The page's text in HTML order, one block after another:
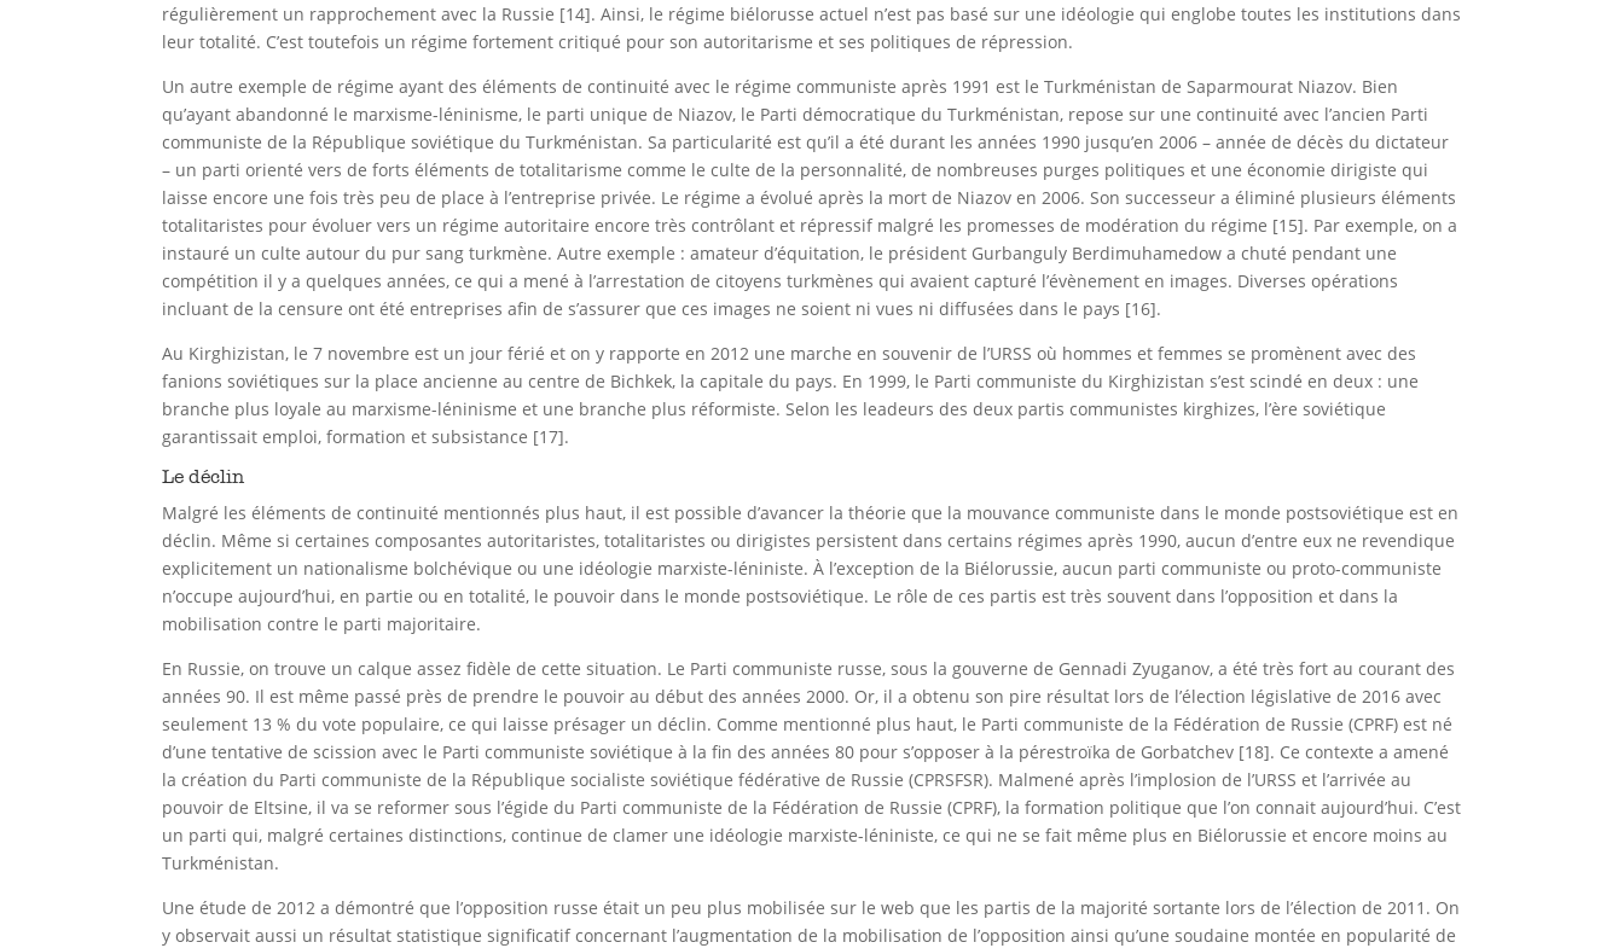
régulièrement un rapprochement avec la Russie [14]. Ainsi, le régime biélorusse actuel n’est pas basé sur une idéologie qui englobe toutes les institutions dans
leur totalité. C’est toutefois un régime fortement critiqué pour son autoritarisme et ses politiques de répression.
Un autre exemple de régime ayant des éléments de continuité avec le régime communiste après 1991 est le Turkménistan de Saparmourat Niazov. Bien
qu’ayant abandonné le marxisme-léninisme, le parti unique de Niazov, le Parti démocratique du Turkménistan, repose sur une continuité avec l’ancien Parti
communiste de la République soviétique du Turkménistan. Sa particularité est qu’il a été durant les années 1990 jusqu’en 2006 – année de décès du dictateur
– un parti orienté vers de forts éléments de totalitarisme comme le culte de la personnalité, de nombreuses purges politiques et une économie dirigiste qui
laisse encore une fois très peu de place à l’entreprise privée. Le régime a évolué après la mort de Niazov en 2006. Son successeur a éliminé plusieurs éléments
totalitaristes pour évoluer vers un régime autoritaire encore très contrôlant et répressif malgré les promesses de modération du régime [15]. Par exemple, on a
instauré un culte autour du pur sang turkmène. Autre exemple : amateur d’équitation, le président Gurbanguly Berdimuhamedow a chuté pendant une
compétition il y a quelques années, ce qui a mené à l’arrestation de citoyens turkmènes qui avaient capturé l’évènement en images. Diverses opérations
incluant de la censure ont été entreprises afin de s’assurer que ces images ne soient ni vues ni diffusées dans le pays [16].
Au Kirghizistan, le 7 novembre est un jour férié et on y rapporte en 2012 une marche en souvenir de l’URSS où hommes et femmes se promènent avec des
fanions soviétiques sur la place ancienne au centre de Bichkek, la capitale du pays. En 1999, le Parti communiste du Kirghizistan s’est scindé en deux : une
branche plus loyale au marxisme-léninisme et une branche plus réformiste. Selon les leadeurs des deux partis communistes kirghizes, l’ère soviétique
garantissait emploi, formation et subsistance [17].
Le déclin
Malgré les éléments de continuité mentionnés plus haut, il est possible d’avancer la théorie que la mouvance communiste dans le monde postsoviétique est en
déclin. Même si certaines composantes autoritaristes, totalitaristes ou dirigistes persistent dans certains régimes après 1990, aucun d’entre eux ne revendique
explicitement un nationalisme bolchévique ou une idéologie marxiste-léniniste. À l’exception de la Biélorussie, aucun parti communiste ou proto-communiste
n’occupe aujourd’hui, en partie ou en totalité, le pouvoir dans le monde postsoviétique. Le rôle de ces partis est très souvent dans l’opposition et dans la
mobilisation contre le parti majoritaire.
En Russie, on trouve un calque assez fidèle de cette situation. Le Parti communiste russe, sous la gouverne de Gennadi Zyuganov, a été très fort au courant des
années 90. Il est même passé près de prendre le pouvoir au début des années 2000. Or, il a obtenu son pire résultat lors de l’élection législative de 2016 avec
seulement 13 % du vote populaire, ce qui laisse présager un déclin. Comme mentionné plus haut, le Parti communiste de la Fédération de Russie (CPRF) est né
d’une tentative de scission avec le Parti communiste soviétique à la fin des années 80 pour s’opposer à la pérestroïka de Gorbatchev [18]. Ce contexte a amené
la création du Parti communiste de la République socialiste soviétique fédérative de Russie (CPRSFSR). Malmené après l’implosion de l’URSS et l’arrivée au
pouvoir de Eltsine, il va se reformer sous l’égide du Parti communiste de la Fédération de Russie (CPRF), la formation politique que l’on connait aujourd’hui. C’est
un parti qui, malgré certaines distinctions, continue de clamer une idéologie marxiste-léniniste, ce qui ne se fait même plus en Biélorussie et encore moins au
Turkménistan.
Une étude de 2012 a démontré que l’opposition russe était un peu plus mobilisée sur le web que les partis de la majorité sortante lors de l’élection de 2011. On
y observait aussi un résultat statistique significatif concernant l’augmentation de la mobilisation de l’opposition ainsi qu’une soudaine montée en popularité de